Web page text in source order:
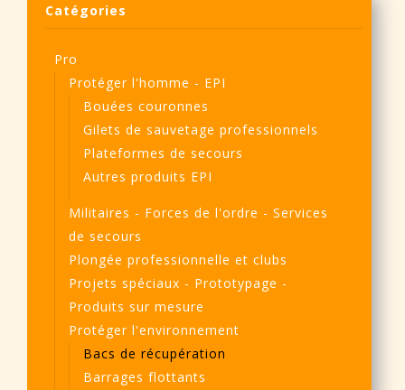
Catégories
Pro
Protéger l'homme - EPI
Bouées couronnes
Gilets de sauvetage professionnels
Plateformes de secours
Autres produits EPI
Militaires - Forces de l'ordre - Services
de secours
Plongée professionnelle et clubs
Projets spéciaux - Prototypage -
Produits sur mesure
Protéger l'environnement
Bacs de récupération
Barrages flottants